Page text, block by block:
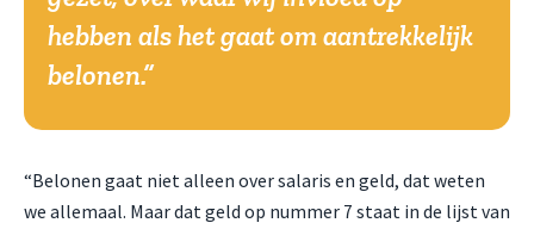
hebben als het gaat om aantrekkelijk
belonen.
“Belonen gaat niet alleen over salaris en geld, dat weten
we allemaal. Maar dat geld op nummer 7 staat in de lijst van